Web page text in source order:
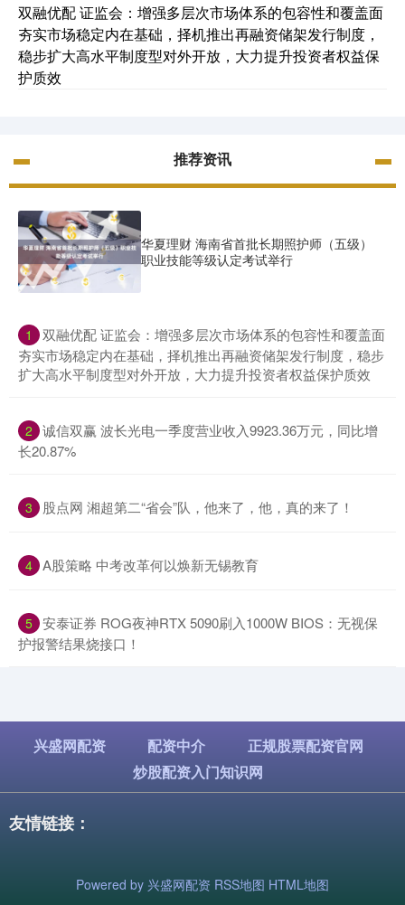
双融优配 证监会：增强多层次市场体系的包容性和覆盖面
夯实市场稳定内在基础，择机推出再融资储架发行制度，
稳步扩大高水平制度型对外开放，大力提升投资者权益保
护质效
推荐资讯
华夏理财 海南省首批长期照护师（五级）
职业技能等级认定考试举行
1
​双融优配 证监会：增强多层次市场体系的包容性和覆盖面
夯实市场稳定内在基础，择机推出再融资储架发行制度，稳步
扩大高水平制度型对外开放，大力提升投资者权益保护质效
2 ​诚信双赢 波长光电一季度营业收入9923.36万元，同比增
长20.87%
3 ​股点网 湘超第二“省会”队，他来了，他，真的来了！
4 ​A股策略 中考改革何以焕新无锡教育
5 ​安泰证券 ROG夜神RTX 5090刷入1000W BIOS：无视保
护报警结果烧接口！
兴盛网配资 配资中介
正规股票配资官网
炒股配资入门知识网
友情链接：
Powered by 兴盛网配资 RSS地图 HTML地图